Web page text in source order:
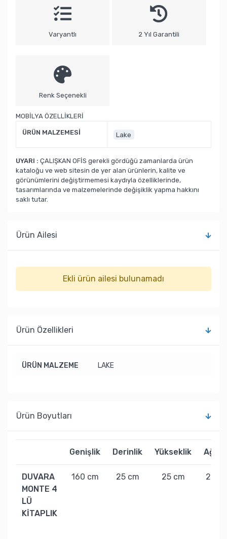
Varyantlı 2 Yıl Garantili
Renk Seçenekli
MOBİLYA ÖZELLİKLERİ
ÜRÜN MALZEMESİ Lake
UYARI : ÇALIŞKAN OFİS gerekli gördüğü zamanlarda ürün
kataloğu ve web sitesin de yer alan ürünlerin, kalite ve
görünümlerini değiştirmemesi kaydıyla özelliklerinde,
tasarımlarında ve malzemelerinde değişiklik yapma hakkını
saklı tutar.
Ürün Ailesi
Ekli ürün ailesi bulunamadı
Ürün Özellikleri
ÜRÜN MALZEME LAKE
Ürün Boyutları
Genişlik Derinlik Yükseklik
DUVARA
MONTE 4
LÜ
KİTAPLIK
160 cm 25 cm 25 cm 20 kg